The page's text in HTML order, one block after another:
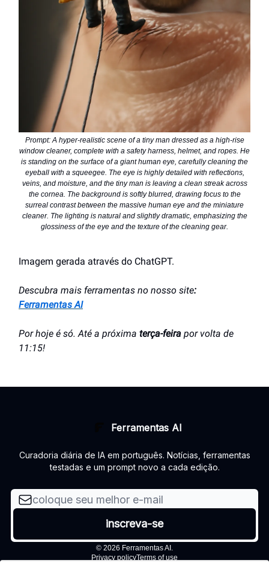
Prompt: A hyper-realistic scene of a tiny man dressed as a high-rise
window cleaner, complete with a safety harness, helmet, and ropes. He
is standing on the surface of a giant human eye, carefully cleaning the
eyeball with a squeegee. The eye is highly detailed with reflections,
veins, and moisture, and the tiny man is leaving a clean streak across
the cornea. The background is softly blurred, drawing focus to the
surreal contrast between the massive human eye and the miniature
cleaner. The lighting is natural and slightly dramatic, emphasizing the
glossiness of the eye and the texture of the cleaning gear.
Imagem gerada através do ChatGPT.
Descubra mais ferramentas no nosso site:
Ferramentas AI
Por hoje é só. Até a próxima terça-feira por volta de
11:15!
Ferramentas AI
Curadoria diária de IA em português. Notícias, ferramentas
testadas e um prompt novo a cada edição.
© 2026 Ferramentas AI.
Privacy policyTerms of use